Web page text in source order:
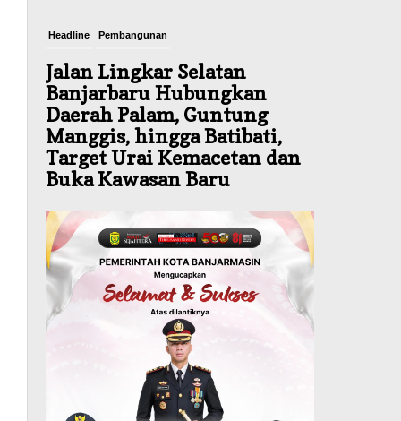
Headline Pembangunan
Jalan Lingkar Selatan
Banjarbaru Hubungkan
Daerah Palam, Guntung
Manggis, hingga Batibati,
Target Urai Kemacetan dan
Buka Kawasan Baru
Agustus 8, 2026
Headline
Panaskan Kembali Arena
Panjat Tebing, FPTI
Banjarmasin Siapkan
Sirkuit se-Kalsel
Agustus 8, 2026